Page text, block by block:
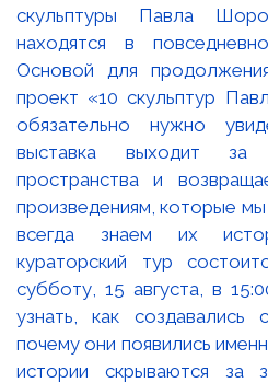
скульптуры Павла
находятся в
Основой для
проект «10 скульптур
обязательно нужно
выставка выходит за
пространства и
произведениям, которые
всегда знаем их
кураторский тур
субботу, 15 августа, в
узнать, как создавались
почему они появились
истории скрываются за